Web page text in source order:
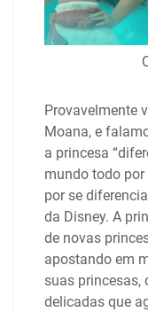
Provavelmente
Moana, e
a princesa
mundo todo
por se
da Disney. A
de novas
apostando em
suas princesas,
delicadas que